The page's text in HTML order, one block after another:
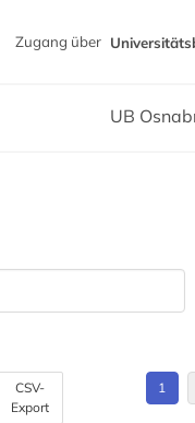
Zugang über
UB
CSV-
Export
1